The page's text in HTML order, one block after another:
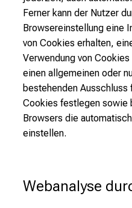
Ferner kann der Nutzer
Browsereinstellung eine
von Cookies erhalten,
Verwendung von
einen allgemeinen oder
bestehenden Ausschluss
Cookies festlegen sowie
Browsers die
einstellen.
Webanalyse